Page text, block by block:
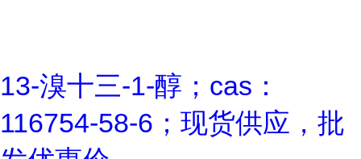
13-溴十三-1-醇；cas：
116754-58-6；现货供应，批